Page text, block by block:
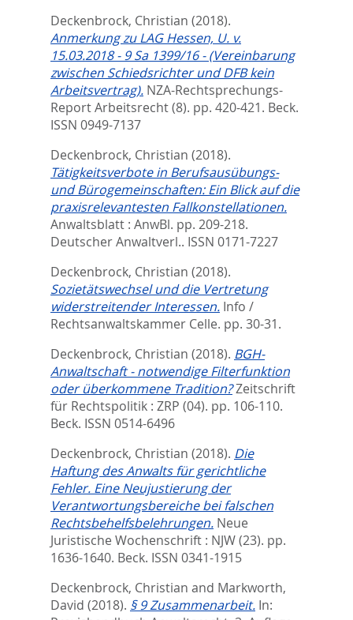
Deckenbrock, Christian (2018).
Anmerkung zu LAG Hessen, U. v.
15.03.2018 - 9 Sa 1399/16 - (Vereinbarung
zwischen Schiedsrichter und DFB kein
Arbeitsvertrag). NZA-Rechtsprechungs-
Report Arbeitsrecht (8). pp. 420-421. Beck.
ISSN 0949-7137
Deckenbrock, Christian (2018).
Tätigkeitsverbote in Berufsausübungs-
und Bürogemeinschaften: Ein Blick auf die
praxisrelevantesten Fallkonstellationen.
Anwaltsblatt : AnwBl. pp. 209-218.
Deutscher Anwaltverl.. ISSN 0171-7227
Deckenbrock, Christian (2018).
Sozietätswechsel und die Vertretung
widerstreitender Interessen. Info /
Rechtsanwaltskammer Celle. pp. 30-31.
Deckenbrock, Christian (2018). BGH-
Anwaltschaft - notwendige Filterfunktion
oder überkommene Tradition?Zeitschrift
für Rechtspolitik : ZRP (04). pp. 106-110.
Beck. ISSN 0514-6496
Deckenbrock, Christian (2018). Die
Haftung des Anwalts für gerichtliche
Fehler. Eine Neujustierung der
Verantwortungsbereiche bei falschen
Rechtsbehelfsbelehrungen. Neue
Juristische Wochenschrift : NJW (23). pp.
1636-1640. Beck. ISSN 0341-1915
Deckenbrock, Christian and Markworth,
David (2018). § 9 Zusammenarbeit. In: